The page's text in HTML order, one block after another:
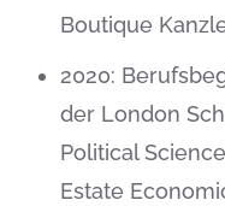
Boutique
2020:
der London
Political
Estate